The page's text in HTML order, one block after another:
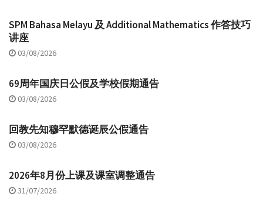
SPM Bahasa Melayu 及 Additional Mathematics 作答技巧
讲座
03/08/2026
69周年国庆日公假及学校假期通告
03/08/2026
回教先知穆罕默德诞辰公假通告
03/08/2026
2026年8月份上课及课室调整通告
31/07/2026